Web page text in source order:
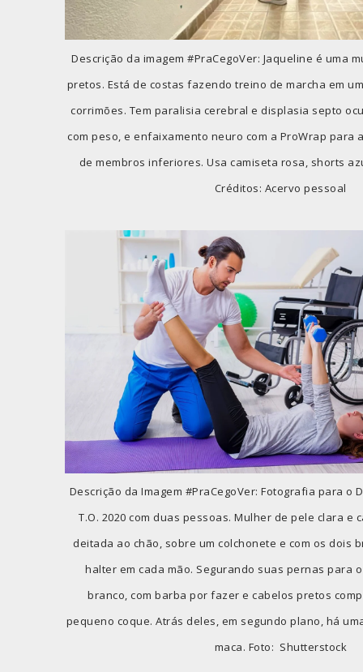
Descrição da imagem #PraCegoVer: Jaqueline é uma
pretos. Está de costas fazendo treino de marcha em
corrimões. Tem paralisia cerebral e displasia septo
com peso, e enfaixamento neuro com a ProWrap para
de membros inferiores. Usa camiseta rosa, shorts
Créditos: Acervo pessoal
Descrição da Imagem #PraCegoVer: Fotografia para o
T.O. 2020 com duas pessoas. Mulher de pele clara e
deitada ao chão, sobre um colchonete e com os dois
halter em cada mão. Segurando suas pernas para
branco, com barba por fazer e cabelos pretos
pequeno coque. Atrás deles, em segundo plano, há
maca. Foto: Shutterstock